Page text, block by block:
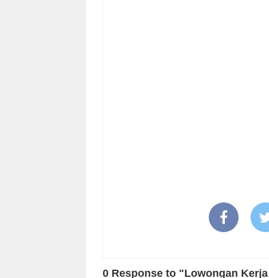
0 Response to "Lowongan